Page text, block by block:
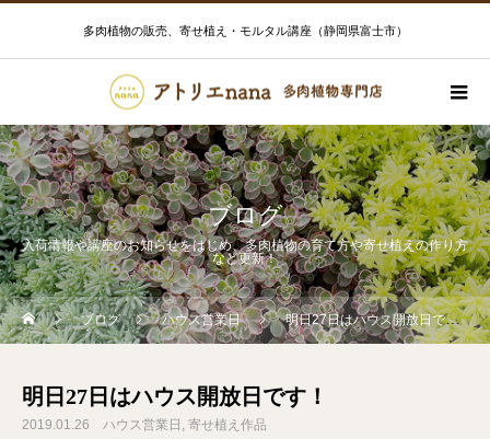
多肉植物の販売、寄せ植え・モルタル講座（静岡県富士市）
ブログ
入荷情報や講座のお知らせをはじめ、多肉植物の育て方や寄せ植えの作り方
など更新！
ブログ ハウス営業日 明日27日はハウス開放日です！
明日27日はハウス開放日です！
2019.01.26 ハウス営業日 寄せ植え作品